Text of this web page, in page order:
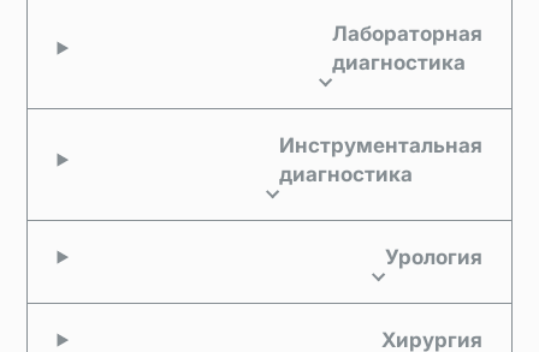
Лабораторная
диагностика
Инструментальная
диагностика
Урология
Хирургия